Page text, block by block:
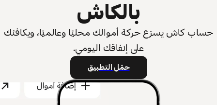
بالكاش
حساب كاش يسرّع حركة أموالك محليًا وعالميًا، ويكافئك
على إنفاقك اليومي.
حمّل التطبيق